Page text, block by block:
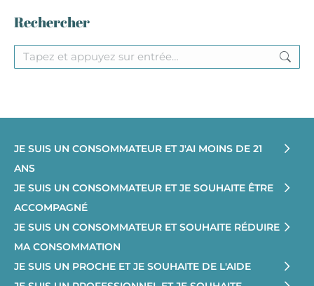
Rechercher
Recherche
JE SUIS UN CONSOMMATEUR ET J'AI MOINS DE 21
ANS
JE SUIS UN CONSOMMATEUR ET JE SOUHAITE ÊTRE
ACCOMPAGNÉ
JE SUIS UN CONSOMMATEUR ET SOUHAITE RÉDUIRE
MA CONSOMMATION
JE SUIS UN PROCHE ET JE SOUHAITE DE L'AIDE